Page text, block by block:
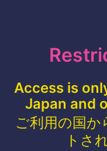
Access is
Japan and
ご利用の国
トさ